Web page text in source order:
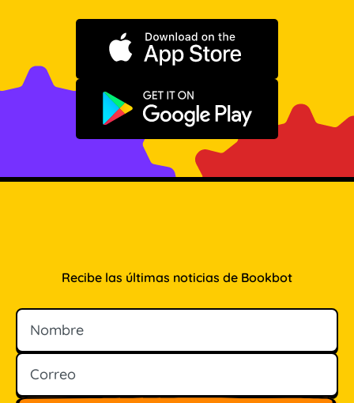
Descargar en App Store
Disponible en Google Play
Recibe las últimas noticias de Bookbot
Nombre
Correo